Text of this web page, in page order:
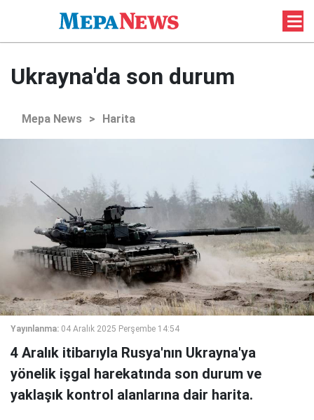
Ukrayna'da son durum
Mepa News > Harita
Yayınlanma: 04 Aralık 2025 Perşembe 14:54
4 Aralık itibarıyla Rusya'nın Ukrayna'ya
yönelik işgal harekatında son durum ve
yaklaşık kontrol alanlarına dair harita.